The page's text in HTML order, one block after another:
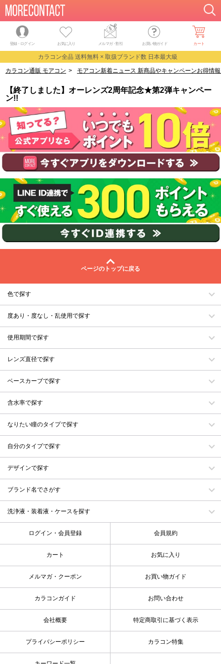
登録・ログイン お気に入り メルマガ・割引 お買い物ガイド カート
カラコン全品 送料無料 × 取扱ブランド数 日本最大級
カラコン通販 モアコン > モアコン新着ニュース 新商品やキャンペーンお得情
【終了しました】オーレンズ2周年記念★第2弾キャンペー
ン!!
ページのトップに戻る
色で探す
度あり・度なし・乱使用で探す
使用期間で探す
レンズ直径で探す
ベースカーブで探す
含水率で探す
なりたい瞳のタイプで探す
自分のタイプで探す
デザインで探す
ブランド名でさがす
洗浄液・装着液・ケースを探す
ログイン・会員登録 会員規約
カート お気に入り
メルマガ・クーポン お買い物ガイド
カラコンガイド お問い合わせ
会社概要 特定商取引に基づく表示
プライバシーポリシー カラコン特集